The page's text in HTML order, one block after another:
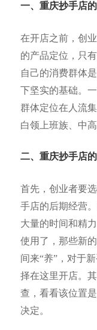
一、重庆抄手店
在开店之前，创
的产品定位，只
自己的消费群体
下坚实的基础。
群体定位在人流
白领上班族、中
二、重庆抄手店
首先，创业者要
手店的后期经营
大量的时间和精
使用了，那些新
间来“养”，对于
择在这里开店。
查，看看该位置
决定。